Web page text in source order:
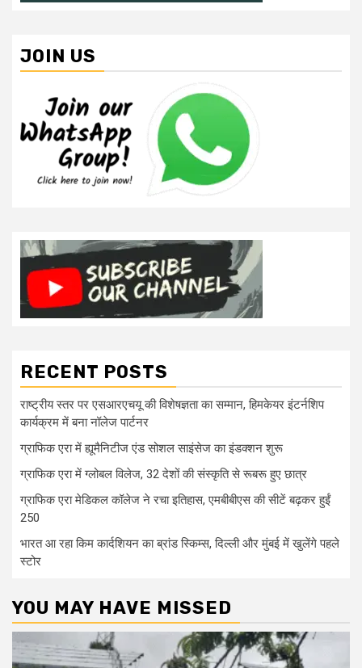
JOIN US
RECENT POSTS
राष्ट्रीय स्तर पर एसआरएचयू की विशेषज्ञता का सम्मान, हिमकेयर इंटर्नशिप
कार्यक्रम में बना नॉलेज पार्टनर
ग्राफिक एरा में ह्यूमैनिटीज एंड सोशल साइंसेज का इंडक्शन शुरू
ग्राफिक एरा में ग्लोबल विलेज, 32 देशों की संस्कृति से रूबरू हुए छात्र
ग्राफिक एरा मेडिकल कॉलेज ने रचा इतिहास, एमबीबीएस की सीटें बढ़कर हुईं
250
भारत आ रहा किम कार्दशियन का ब्रांड स्किम्स, दिल्ली और मुंबई में खुलेंगे पहले
स्टोर
YOU MAY HAVE MISSED